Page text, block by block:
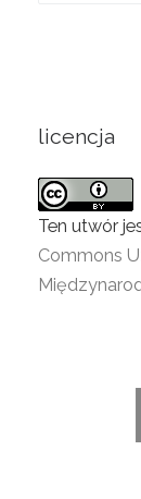
licencja
Ten utwór
Commons